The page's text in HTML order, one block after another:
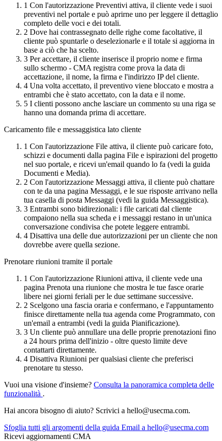
1 Con l'autorizzazione Preventivi attiva, il cliente vede i suoi
preventivi nel portale e può aprirne uno per leggere il dettaglio
completo delle voci e dei totali.
2 Dove hai contrassegnato delle righe come facoltative, il
cliente può spuntarle o deselezionarle e il totale si aggiorna in
base a ciò che ha scelto.
3 Per accettare, il cliente inserisce il proprio nome e firma
sullo schermo - CMA registra come prova la data di
accettazione, il nome, la firma e l'indirizzo IP del cliente.
4 Una volta accettato, il preventivo viene bloccato e mostra a
entrambi che è stato accettato, con la data e il nome.
5 I clienti possono anche lasciare un commento su una riga se
hanno una domanda prima di accettare.
Caricamento file e messaggistica lato cliente
1 Con l'autorizzazione File attiva, il cliente può caricare foto,
schizzi e documenti dalla pagina File e ispirazioni del progetto
nel suo portale, e ricevi un'email quando lo fa (vedi la guida
Documenti e Media).
2 Con l'autorizzazione Messaggi attiva, il cliente può chattare
con te da una pagina Messaggi, e le sue risposte arrivano nella
tua casella di posta Messaggi (vedi la guida Messaggistica).
3 Entrambi sono bidirezionali: i file caricati dal cliente
compaiono nella sua scheda e i messaggi restano in un'unica
conversazione condivisa che potete leggere entrambi.
4 Disattiva una delle due autorizzazioni per un cliente che non
dovrebbe avere quella sezione.
Prenotare riunioni tramite il portale
1 Con l'autorizzazione Riunioni attiva, il cliente vede una
pagina Prenota una riunione che mostra le tue fasce orarie
libere nei giorni feriali per le due settimane successive.
2 Scelgono una fascia oraria e confermano, e l'appuntamento
finisce direttamente nella tua agenda come Programmato, con
un'email a entrambi (vedi la guida Pianificazione).
3 Un cliente può annullare una delle proprie prenotazioni fino
a 24 hours prima dell'inizio - oltre questo limite deve
contattarti direttamente.
4 Disattiva Riunioni per qualsiasi cliente che preferisci
prenotare tu stesso.
Vuoi una visione d'insieme? Consulta la panoramica completa delle
funzionalità .
Hai ancora bisogno di aiuto? Scrivici a hello@usecma.com.
Sfoglia tutti gli argomenti della guida Email a hello@usecma.com
Ricevi aggiornamenti CMA